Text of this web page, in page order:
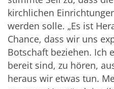
kirchlichen
werden solle. „Es ist
Chance, dass wir uns
Botschaft beziehen. Ich
bereit sind, zu hören,
heraus wir etwas tun.